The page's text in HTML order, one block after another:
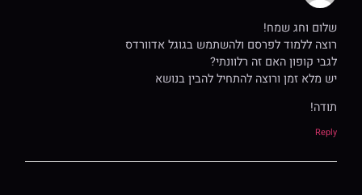
שלום וחג שמח!
רוצה ללמוד לפרסם ולהשתמש בגוגל אדוורדס
לגבי קופון האם זה רלוונתי?
יש מלא זמן ורוצה להתחיל להבין בנושא
תודה!
Reply